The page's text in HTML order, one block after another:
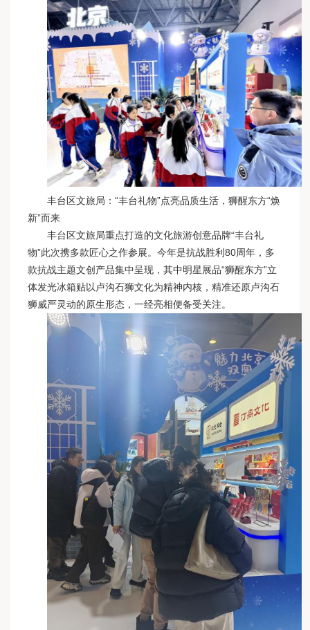
丰台区文旅局：“丰台礼物”点亮品质生活，狮醒东方“焕
新”而来
丰台区文旅局重点打造的文化旅游创意品牌“丰台礼
物”此次携多款匠心之作参展。今年是抗战胜利80周年，多
款抗战主题文创产品集中呈现，其中明星展品“狮醒东方”立
体发光冰箱贴以卢沟石狮文化为精神内核，精准还原卢沟石
狮威严灵动的原生形态，一经亮相便备受关注。